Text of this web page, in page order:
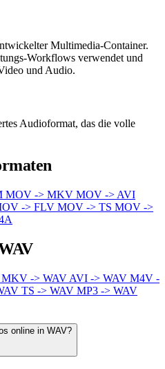
Multimedia-Container.
Workflows verwendet und
und Audio.
Audioformat, das die volle
MOV -> MKV MOV -> AVI
-> FLV MOV -> TS MOV ->
MKV -> WAV AVI -> WAV M4V -
TS -> WAV MP3 -> WAV
online in WAV?